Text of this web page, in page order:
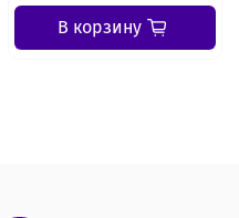
В корзину